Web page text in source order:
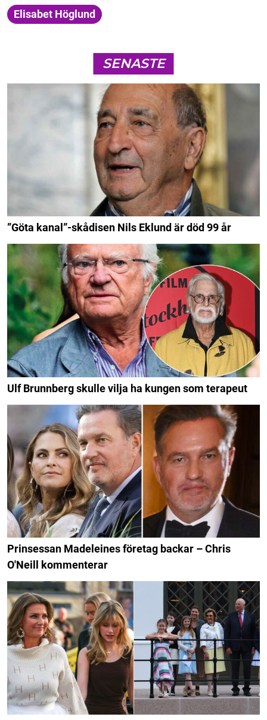
Elisabet Höglund
SENASTE
”Göta kanal”-skådisen Nils Eklund är död 99 år
Ulf Brunnberg skulle vilja ha kungen som terapeut
Prinsessan Madeleines företag backar – Chris
O'Neill kommenterar